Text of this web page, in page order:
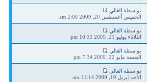
آخر
مشاركة
بواسطة الغالي
الخميس أغسطس 20, 2009 2:00 am
آخر
مشاركة
بواسطة الغالي
الثلاثاء يوليو 21, 2009 10:33 pm
آخر
مشاركة
بواسطة الغالي
الجمعة مايو 22, 2009 7:34 pm
آخر
مشاركة
بواسطة الغالي
الأحد إبريل 19, 2009 11:14 am